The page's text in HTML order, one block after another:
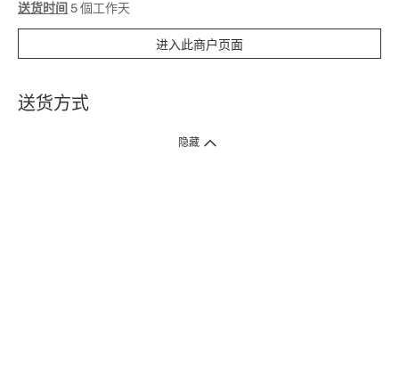
送货时间 5 個工作天
进入此商户页面
送货方式
1. 送货到府（受卫生署条例规管产品除外 ）
隐藏